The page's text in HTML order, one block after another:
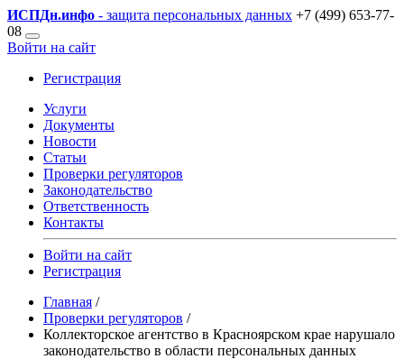
ИСПДн.инфо - защита персональных данных +7 (499) 653-77-
08
Войти на сайт
Регистрация
Услуги
Документы
Новости
Статьи
Проверки регуляторов
Законодательство
Ответственность
Контакты
Войти на сайт
Регистрация
Главная /
Проверки регуляторов /
Коллекторское агентство в Красноярском крае нарушало
законодательство в области персональных данных